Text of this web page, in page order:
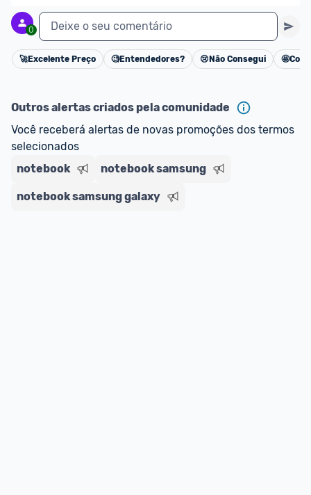
0 Deixe o seu comentário
Cancelar
🚀Excelente Preço 🧐Entendedores? 😢 Não Consegui 🤩
Outros alertas criados pela comunidade
Você receberá alertas de novas promoções dos termos
selecionados
notebook
notebook samsung
notebook samsung galaxy